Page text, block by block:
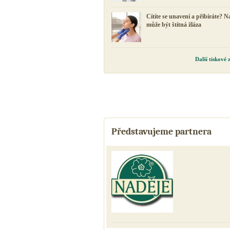
Cítíte se unavení a přibíráte?
může být štítná žláza
Další tiskové
Představujeme partnera